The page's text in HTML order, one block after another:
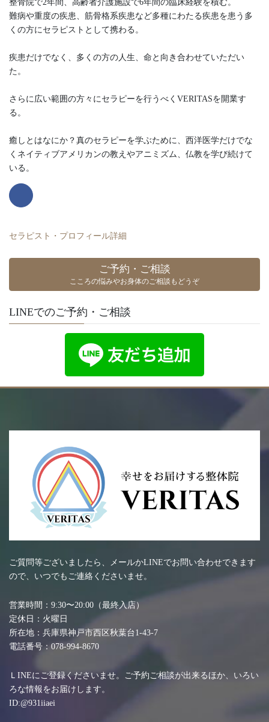
整骨院で2年間、高齢者介護施設で6年間の臨床経験を積む。
難病や重度の疾患、筋骨格系疾患など多種にわたる疾患を患う多
くの方にセラピストとして携わる。
疾患だけでなく、多くの方の人生、命と向き合わせていただい
た。
さらに広い範囲の方々にセラピーを行うべくVERITASを開業す
る。
癒しとはなにか？真のセラピーを学ぶために、西洋医学だけでな
くネイティブアメリカンの教えやアニミズム、仏教を学び続けて
いる。
セラピスト・プロフィール詳細
ご予約・ご相談
こころの悩みやお身体のご相談もどうぞ
LINEでのご予約・ご相談
ご質問等ございましたら、メールかLINEでお問い合わせできます
ので、いつでもご連絡くださいませ。
営業時間：9:30〜20:00（最終入店）
定休日：火曜日
所在地：兵庫県神戸市西区秋葉台1-43-7
電話番号：078-994-8670
ＬINEにご登録くださいませ。ご予約ご相談が出来るほか、いろい
ろな情報をお届けします。
ID:@931iiaei